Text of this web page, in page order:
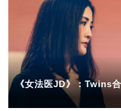
《女法医JD》：Twins